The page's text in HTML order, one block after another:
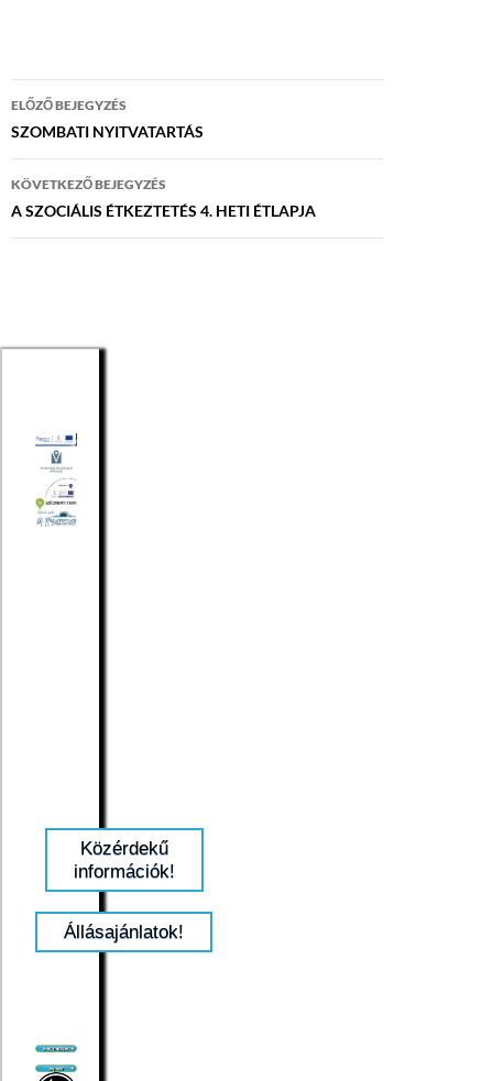
Bejegyzés
navigáció
ELŐZŐ BEJEGYZÉS
SZOMBATI NYITVATARTÁS
KÖVETKEZŐ BEJEGYZÉS
A SZOCIÁLIS ÉTKEZTETÉS 4. HETI ÉTLAPJA
Közérdekű
információk!
Állásajánlatok!